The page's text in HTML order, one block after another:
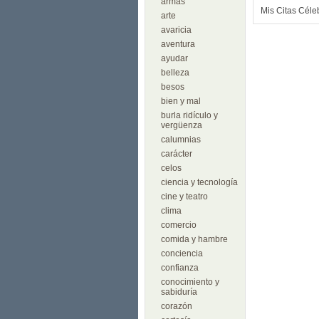
arte
avaricia
aventura
ayudar
belleza
besos
bien y mal
burla ridículo y
vergüenza
calumnias
carácter
celos
ciencia y tecnología
cine y teatro
clima
comercio
comida y hambre
conciencia
confianza
conocimiento y
sabiduría
corazón
Mis Citas